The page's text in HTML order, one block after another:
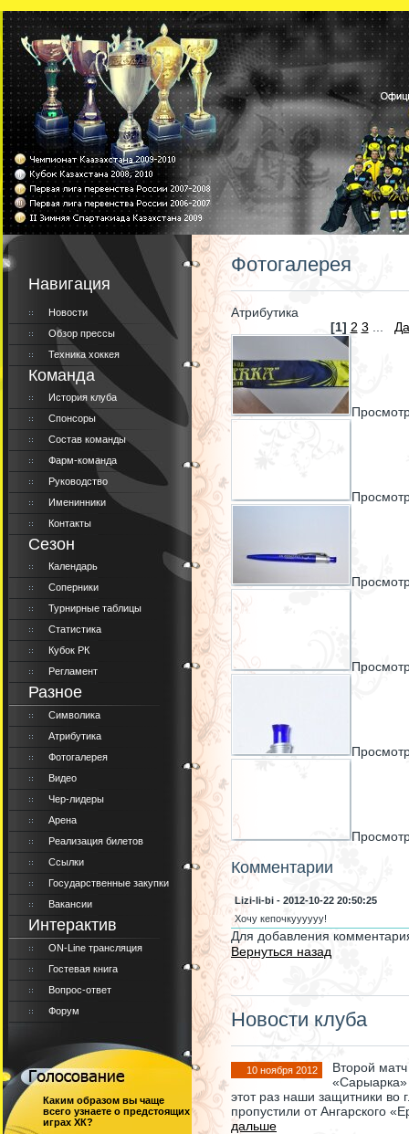
Навигация
Новости
Обзор прессы
Техника хоккея
Команда
История клуба
Спонсоры
Состав команды
Фарм-команда
Руководство
Именинники
Контакты
Сезон
Календарь
Соперники
Турнирные таблицы
Статистика
Кубок РК
Регламент
Разное
Символика
Атрибутика
Фотогалерея
Видео
Чер-лидеры
Арена
Реализация билетов
Ссылки
Государственные закупки
Вакансии
Интерактив
ON-Line трансляция
Гостевая книга
Вопрос-ответ
Форум
Каким образом вы чаще
всего узнаете о предстоящих
играх ХК?
Фотогалерея
Атрибутика
[1] 2 3
Комментарии
Lizi-li-bi - 2012-10-22 20:50:25
Хочу кепочкуууууу!
Для добавления
Вернуться назад
Новости клуба
10 ноября 2012
Второй
«Сарыарка»
этот раз наши защитники во
пропустили от Ангарского
дальше